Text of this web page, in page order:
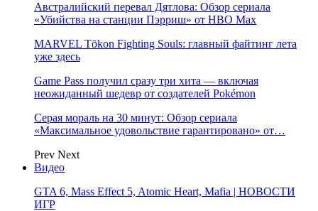
Австралийский перевал Дятлова: Обзор сериала
«Убийства на станции Пэрриш» от HBO Max
MARVEL Tōkon Fighting Souls: главный файтинг лета
уже здесь
Game Pass получил сразу три хита — включая
неожиданный шедевр от создателей Pokémon
Серая мораль на 30 минут: Обзор сериала
«Максимальное удовольствие гарантировано» от…
Prev Next
Видео
GTA 6, Mass Effect 5, Atomic Heart, Mafia | НОВОСТИ
ИГР